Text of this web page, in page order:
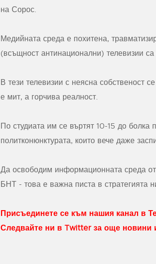
на Сорос.
Медийната среда е похитена,
(всъщност антинационални) телевизии
В тези телевизии с неясна собственост
е мит, а горчива реалност.
По студиата им се въртят 10-15 до
политконюнктурата, които вече даже
Да освободим информационната среда
БНТ - това е важна писта в стратегията
Присъединете се към нашия канал в
Следвайте ни в Twitter за още новини